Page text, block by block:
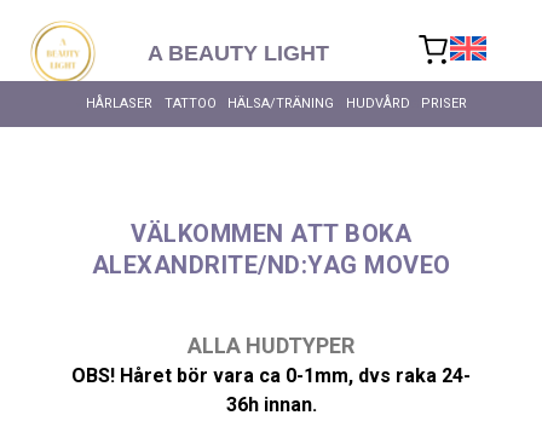
content
A BEAUTY LIGHT
HÅRLASER TATTOO HÄLSA/TRÄNING HUDVÅRD PRISER
VÄLKOMMEN ATT BOKA
ALEXANDRITE/ND:YAG MOVEO
ALLA HUDTYPER
OBS! Håret bör vara ca 0-1mm, dvs raka 24-
36h innan.